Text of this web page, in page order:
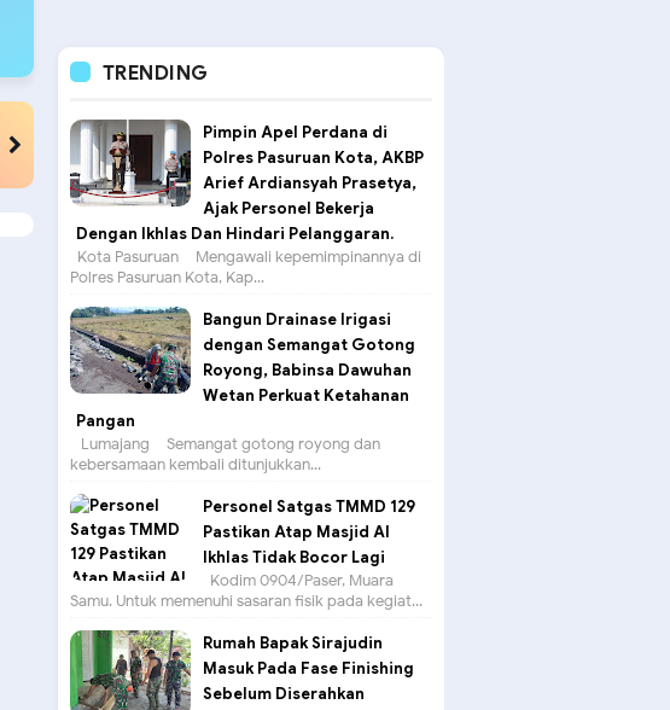
TRENDING
Pimpin Apel Perdana di
Polres Pasuruan Kota, AKBP
Arief Ardiansyah Prasetya,
Ajak Personel Bekerja
Dengan Ikhlas Dan Hindari Pelanggaran.
Kota Pasuruan – Mengawali kepemimpinannya di
Polres Pasuruan Kota, Kap...
Bangun Drainase Irigasi
dengan Semangat Gotong
Royong, Babinsa Dawuhan
Wetan Perkuat Ketahanan
Pangan
Lumajang – Semangat gotong royong dan
kebersamaan kembali ditunjukkan...
Personel Satgas TMMD 129
Pastikan Atap Masjid Al
Ikhlas Tidak Bocor Lagi
Kodim 0904/Paser, Muara
Samu. Untuk memenuhi sasaran fisik pada kegiat...
Rumah Bapak Sirajudin
Masuk Pada Fase Finishing
Sebelum Diserahkan